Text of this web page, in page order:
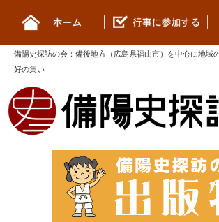
備陽史探訪の会 ： 備後地方（広島県福山市）を中心に地域
好の集い